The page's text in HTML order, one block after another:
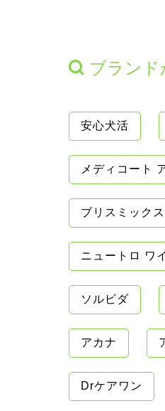
ブランド
安心犬活
メディコート
ブリスミックス
ニュートロ ワ
ソルビダ
アカナ
Drケアワン